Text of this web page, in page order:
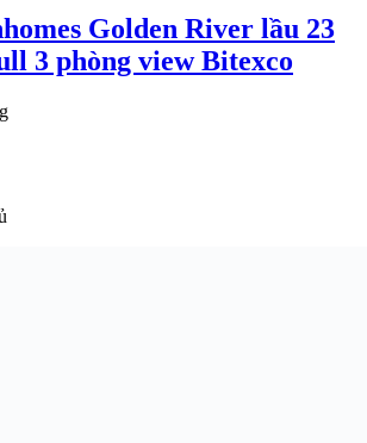
Golden River lầu 23
3 phòng view Bitexco